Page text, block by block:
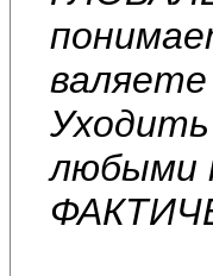
любыми